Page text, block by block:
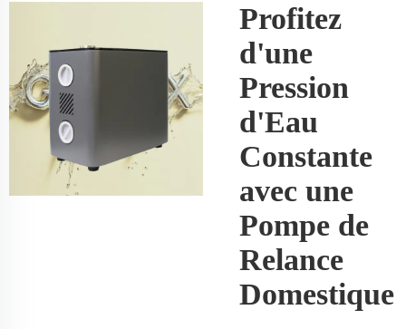
Profitez
d'une
Pression
d'Eau
Constante
avec une
Pompe de
Relance
Domestique